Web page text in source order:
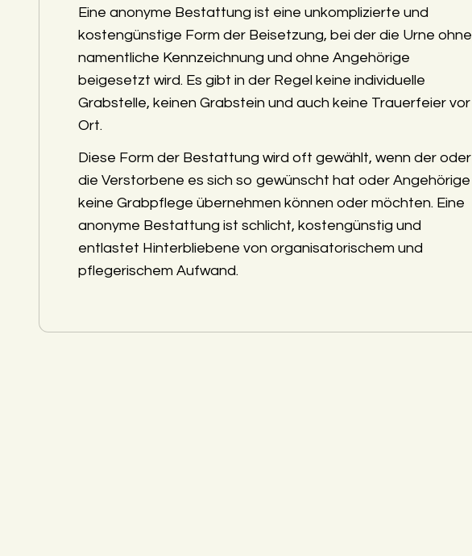
Eine anonyme Bestattung ist eine unkomplizierte und
kostengünstige Form der Beisetzung, bei der die Urne ohne
namentliche Kennzeichnung und ohne Angehörige
beigesetzt wird. Es gibt in der Regel keine individuelle
Grabstelle, keinen Grabstein und auch keine Trauerfeier vor
Ort.
Diese Form der Bestattung wird oft gewählt, wenn der oder
die Verstorbene es sich so gewünscht hat oder Angehörige
keine Grabpflege übernehmen können oder möchten. Eine
anonyme Bestattung ist schlicht, kostengünstig und
entlastet Hinterbliebene von organisatorischem und
pflegerischem Aufwand.